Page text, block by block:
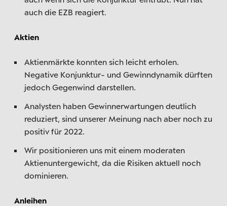
auch die EZB reagiert.
Aktien
Aktienmärkte konnten sich leicht erholen.
Negative Konjunktur- und Gewinndynamik dürften
jedoch Gegenwind darstellen.
Analysten haben Gewinnerwartungen deutlich
reduziert, sind unserer Meinung nach aber noch zu
positiv für 2022.
Wir positionieren uns mit einem moderaten
Aktienuntergewicht, da die Risiken aktuell noch
dominieren.
Anleihen